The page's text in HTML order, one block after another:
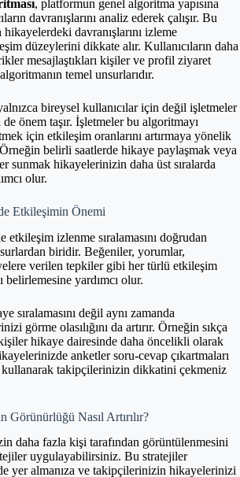
, platformun genel algoritma yapısına
davranışlarını analiz ederek çalışır. Bu
hikayelerdeki davranışlarını izleme
düzeylerini dikkate alır. Kullanıcıların daha
mesajlaştıkları kişiler ve profil ziyaret
temel unsurlarıdır.
bireysel kullanıcılar için değil işletmeler
önem taşır. İşletmeler bu algoritmayı
için etkileşim oranlarını artırmaya yönelik
belirli saatlerde hikaye paylaşmak veya
sunmak hikayelerinizin daha üst sıralarda
olur.
Etkileşimin Önemi
etkileşim izlenme sıralamasını doğrudan
biridir. Beğeniler, yorumlar,
verilen tepkiler gibi her türlü etkileşim
belirlemesine yardımcı olur.
sıralamasını değil aynı zamanda
görme olasılığını da artırır. Örneğin sıkça
hikaye dairesinde daha öncelikli olarak
anketler soru-cevap çıkartmaları
takipçilerinizin dikkatini çekmeniz
Görünürlüğü Nasıl Artırılır?
daha fazla kişi tarafından görüntülenmesini
uygulayabilirsiniz. Bu stratejiler
yer almanıza ve takipçilerinizin hikayelerinizi